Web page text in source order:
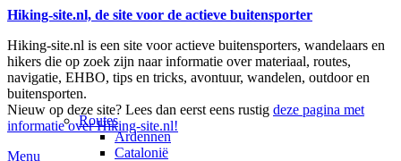
Hiking-site.nl, de site voor de actieve buitensporter
Hiking-site.nl is een site voor actieve buitensporters, wandelaars en
hikers die op zoek zijn naar informatie over materiaal, routes,
navigatie, EHBO, tips en tricks, avontuur, wandelen, outdoor en
buitensporten.
Nieuw op deze site? Lees dan eerst eens rustig deze pagina met
informatie over Hiking-site.nl!
Menu
Routes
Ardennen
Catalonië